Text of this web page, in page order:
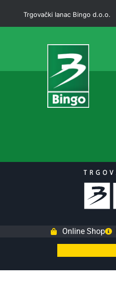
Trgovački lanac Bingo d.o.o.
Online Shop